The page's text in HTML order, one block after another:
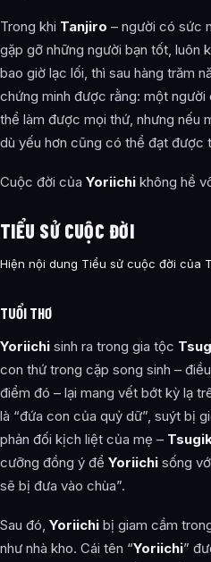
Trong khi Tanjiro – người có sức
gặp gỡ những người bạn tốt, luôn
bao giờ lạc lối, thì sau hàng trăm
chứng minh được rằng: một người
thể làm được mọi thứ, nhưng nếu
dù yếu hơn cũng có thể đạt được
Cuộc đời của Yoriichi không hề
TIỂU SỬ CUỘC ĐỜI
Hiện nội dung Tiểu sử cuộc đời của
TUỔI THƠ
Yoriichi sinh ra trong gia tộc
con thứ trong cặp song sinh –
điểm đó – lại mang vết bớt kỳ lạ
là “đứa con của quỷ dữ”, suýt bị
phản đối kịch liệt của mẹ –
cưỡng đồng ý để Yoriichi sống
sẽ bị đưa vào chùa”.
Sau đó, Yoriichi bị giam cầm
như nhà kho. Cái tên “Yoriichi”